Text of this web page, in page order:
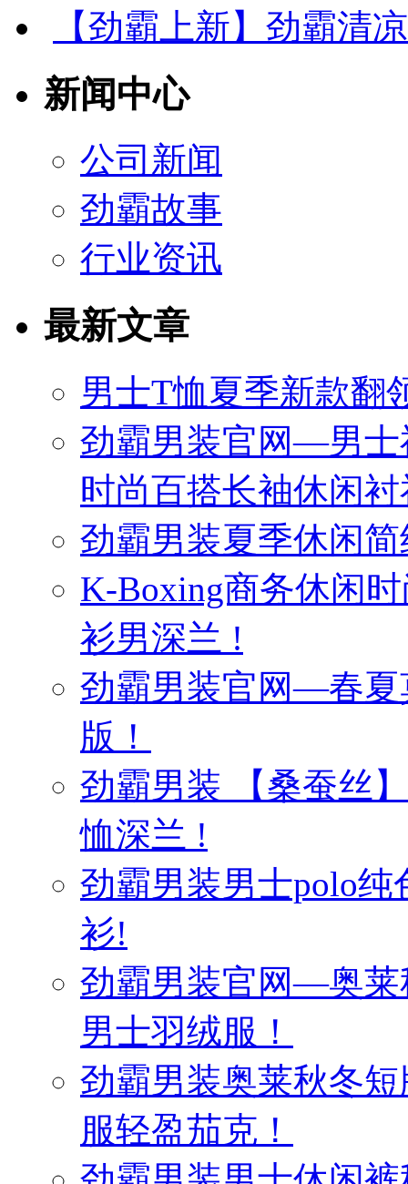
【劲霸上新】劲霸清
新闻中心
公司新闻
劲霸故事
行业资讯
最新文章
男士T恤夏季新款翻
劲霸男装官网—男士
时尚百搭长袖休闲
劲霸男装夏季休闲
K-Boxing商务休闲
衫男深兰 !
劲霸男装官网—春夏
版！
劲霸男装 【桑蚕丝
恤深兰 !
劲霸男装男士polo
衫!
劲霸男装官网—奥莱
男士羽绒服！
劲霸男装奥莱秋冬
服轻盈茄克！